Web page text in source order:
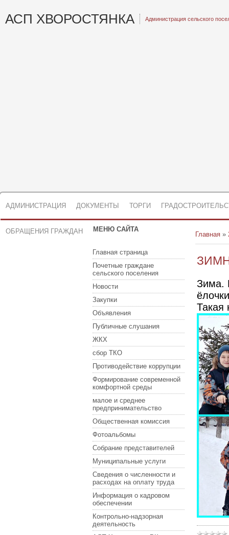
АСП ХВОРОСТЯНКА Администрация сельского
АДМИНИСТРАЦИЯ ДОКУМЕНТЫ ТОРГИ
ОБРАЩЕНИЯ ГРАЖДАН МЕНЮ САЙТА
Главная страница
Почетные граждане
сельского поселения
Новости
Закупки
Объявления
Публичные слушания
ЖКХ
сбор ТКО
Противодействие коррупции
Формирование современной
комфортной среды
малое и среднее
предпринимательство
Общественная комиссия
Фотоальбомы
Собрание представителей
Муниципальные услуги
Сведения о численности и
расходах на оплату труда
Информация о кадровом
обеспечении
Контрольно-надзорная
деятельность
Главная »
Зима.
Такая